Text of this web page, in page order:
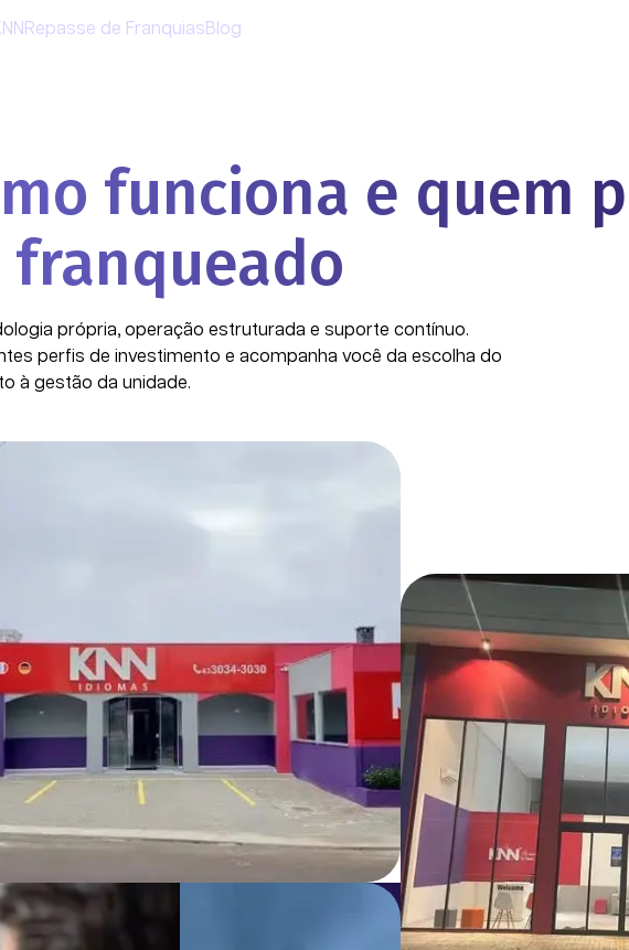
Repasse de FranquiasBlog
funciona e quem
franqueado
própria, operação estruturada e suporte contínuo.
perfis de investimento e acompanha você da escolha do
à gestão da unidade.